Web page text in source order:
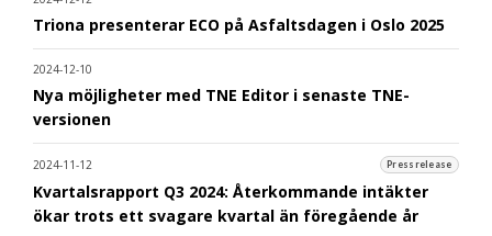
Triona presenterar ECO på Asfaltsdagen i Oslo 2025
2024-12-10
Nya möjligheter med TNE Editor i senaste TNE-
versionen
2024-11-12 Pressrelease
Kvartalsrapport Q3 2024: Återkommande intäkter
ökar trots ett svagare kvartal än föregående år